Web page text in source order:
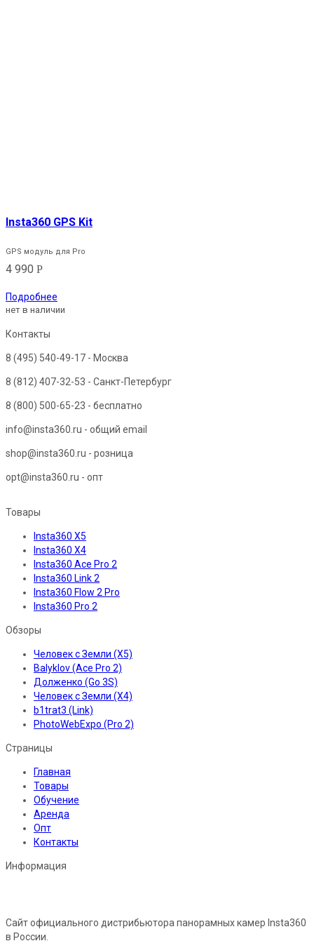
Insta360 GPS Kit
GPS модуль для Pro
4 990 Р
Подробнее
нет в наличии
Контакты
8 (495) 540-49-17 - Москва
8 (812) 407-32-53 - Санкт-Петербург
8 (800) 500-65-23 - бесплатно
info@insta360.ru - общий email
shop@insta360.ru - розница
opt@insta360.ru - опт
Товары
Insta360 X5
Insta360 X4
Insta360 Ace Pro 2
Insta360 Link 2
Insta360 Flow 2 Pro
Insta360 Pro 2
Обзоры
Человек с Земли (X5)
Balyklov (Ace Pro 2)
Долженко (Go 3S)
Человек с Земли (X4)
b1trat3 (Link)
PhotoWebExpo (Pro 2)
Страницы
Главная
Товары
Обучение
Аренда
Опт
Контакты
Информация
Сайт официального дистрибьютора панорамных камер Insta360
в России.